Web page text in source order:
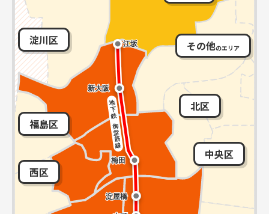
その他のエリア
淀川区
北区
福島区
中央区
西区